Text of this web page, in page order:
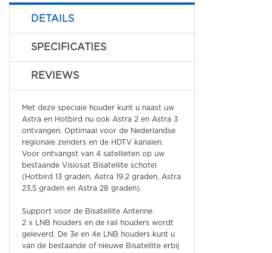
DETAILS
SPECIFICATIES
REVIEWS
Met deze speciale houder kunt u naast uw
Astra en Hotbird nu ook Astra 2 en Astra 3
ontvangen. Optimaal voor de Nederlandse
regionale zenders en de HDTV kanalen.
Voor ontvangst van 4 satellieten op uw
bestaande Visiosat Bisatellite schotel
(Hotbird 13 graden, Astra 19.2 graden, Astra
23,5 graden en Astra 28 graden).
Support voor de Bisatellite Antenne.
2 x LNB houders en de rail houders wordt
geleverd. De 3e en 4e LNB houders kunt u
van de bestaande of nieuwe Bisatellite erbij